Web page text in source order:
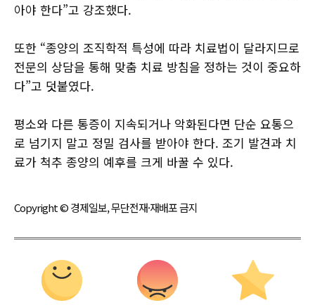
아야 한다”고 강조했다.
또한 “종양의 조직학적 특성에 따라 치료법이 달라지므로
전문의 상담을 통해 맞춤 치료 방침을 정하는 것이 중요하
다”고 덧붙였다.
평소와 다른 통증이 지속되거나 악화된다면 단순 요통으
로 넘기지 말고 정밀 검사를 받아야 한다. 조기 발견과 치
료가 척추 종양의 예후를 크게 바꿀 수 있다.
Copyright © 경제일보, 무단전재·재배포 금지